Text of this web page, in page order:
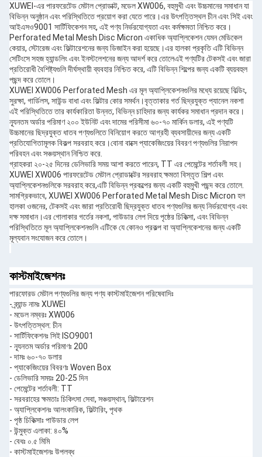
XUWEI-এর পারফরেটেড মেটাল প্রোডাক্ট, মডেল XW006, বহুমুখী এবং উচ্চমানের সমাধান যা
বিভিন্ন অনুষ্ঠান এবং পরিস্থিতিতে প্রয়োগ করা যেতে পারে।এর উৎপত্তিস্থল চীন এবং সিই এবং
আইএসও9001 সার্টিফিকেশন সহ, এই পণ্য নির্ভরযোগ্যতা এবং কর্মক্ষমতা নিশ্চিত করে।
Perforated Metal Mesh Disc Micron একাধিক অ্যাপ্লিকেশন যেমন মেডিকেল
কেয়ার, স্টোরেজ এবং ফিল্টারেশনের জন্য ডিজাইন করা হয়েছে।এর হালকা প্রকৃতি এটি বিভিন্ন
সেটিংসে সহজ হ্যান্ডলিং এবং ইনস্টলেশনের জন্য আদর্শ করে তোলেএই পণ্যটির টেকসই এবং জারা
প্রতিরোধী বৈশিষ্ট্যগুলি দীর্ঘস্থায়ী ব্যবহার নিশ্চিত করে, এটি বিভিন্ন শিল্পের জন্য একটি ব্যয়বহুল
পছন্দ করে তোলে।
XUWEI XW006 Perforated Mesh এর মূল অ্যাপ্লিকেশনগুলির মধ্যে রয়েছে বিল্ডিং,
সুরক্ষা, গার্ডিলস, সাউন্ড বাধা এবং ফিল্টার কোর সমর্থন।বৃত্তাকার গর্ত ছিদ্রযুক্ত প্যানেল নকশা
এই পরিস্থিতিতে তার কার্যকারিতা উন্নত, বিভিন্ন চাহিদার জন্য কার্যকর সমাধান প্রদান করে।
ন্যূনতম অর্ডার পরিমাণ ২০০ ইউনিট এবং দামের পরিসীমা ৬০-৭০ মার্কিন ডলার, এই পণ্যটি
উচ্চমানের ছিদ্রযুক্ত ধাতব পণ্যগুলিতে বিনিয়োগ করতে আগ্রহী ব্যবসায়ীদের জন্য একটি
প্রতিযোগিতামূলক বিকল্প সরবরাহ করে।বোনা বাক্সে প্যাকেজিংয়ের বিবরণ পণ্যগুলির নিরাপদ
পরিবহন এবং সঞ্চয়স্থান নিশ্চিত করে.
গ্রাহকরা ২০-২৫ দিনের ডেলিভারি সময় আশা করতে পারেন, TT এর পেমেন্টের শর্তাবলী সহ।
XUWEI XW006 পারফরেটেড মেটাল প্রোডাক্টের সরবরাহ ক্ষমতা বিস্তৃত শিল্প এবং
অ্যাপ্লিকেশনগুলিকে সরবরাহ করে,এটি বিভিন্ন প্রকল্পের জন্য একটি বহুমুখী পছন্দ করে তোলে.
সামগ্রিকভাবে, XUWEI XW006 Perforated Metal Mesh Disc Micron হল
হালকা ওজনের, টেকসই এবং জারা প্রতিরোধী ছিদ্রযুক্ত ধাতব পণ্যগুলির জন্য নির্ভরযোগ্য এবং
দক্ষ সমাধান।এর গোলাকার গর্তের নকশা, পাউডার লেপ দিয়ে পৃষ্ঠের চিকিত্সা, এবং বিভিন্ন
পরিস্থিতিতে মূল অ্যাপ্লিকেশনগুলি এটিকে যে কোনও প্রকল্প বা অ্যাপ্লিকেশনের জন্য একটি
মূল্যবান সংযোজন করে তোলে।
কাস্টমাইজেশনঃ
পারফোরড মেটাল পণ্যগুলির জন্য পণ্য কাস্টমাইজেশন পরিষেবাদিঃ
- ব্র্যান্ড নামঃ XUWEI
- মডেল নম্বরঃ XW006
- উৎপত্তিস্থল: চীন
- সার্টিফিকেশনঃ সিই ISO9001
- ন্যূনতম অর্ডার পরিমাণঃ 200
- দামঃ ৬০-৭০ ডলার
- প্যাকেজিংয়ের বিবরণঃ Woven Box
- ডেলিভারি সময়ঃ 20-25 দিন
- পেমেন্টের শর্তাবলী: TT
- সরবরাহের ক্ষমতাঃ চিকিৎসা সেবা, সঞ্চয়স্থান, ফিল্টারেশন
- অ্যাপ্লিকেশনঃ আলংকারিক, ফিল্টারিং, পৃথক
- পৃষ্ঠ চিকিত্সাঃ পাউডার লেপ
- উন্মুক্ত এলাকা: ৪০%
- বেধঃ ০.৫ মিমি
- কাস্টমাইজেশনঃ উপলব্ধ